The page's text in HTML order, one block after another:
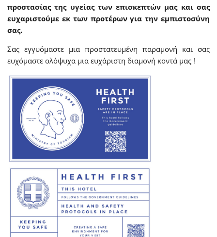
προστασίας της υγείας των επισκεπτών μας και σας
ευχαριστούμε εκ των προτέρων για την εμπιστοσύνη
σας.
Σας εγγυόμαστε μια προστατευμένη παραμονή και σας
ευχόμαστε ολόψυχα μια ευχάριστη διαμονή κοντά μας !